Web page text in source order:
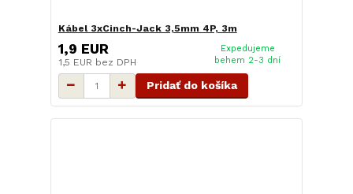
Kábel 3xCinch-Jack 3,5mm 4P, 3m
1,9 EUR
1,5 EUR bez DPH
Expedujeme
behem 2-3 dní
Pridať do košíka